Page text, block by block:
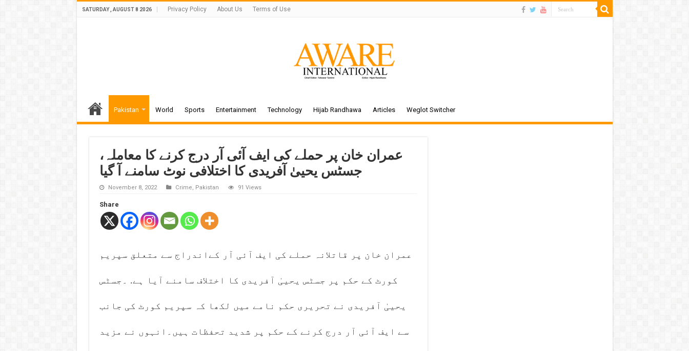
SATURDAY , AUGUST 8 2026 Privacy Policy About Us Terms of Use
Pakistan World Sports Entertainment Technology Hijab Randhawa Articles Weglot Switcher
عمران خان پر حملے کی ایف آئی آر درج کرنے کا معاملہ،
جسٹس یحییٰ آفریدی کا اختلافی نوٹ سامنے آ گیا
November 8, 2022 Crime, Pakistan 91 Views
Share
عمران خان پر قاتلانہ حملے کی ایف آئی آر کےاندراج سے متعلق سپریم
کورٹ کے حکم پر جسٹس یحییٰ آفریدی کا اختلاف سامنے آیا ہے. ۔جسٹس
یحییٰ آفریدی نے تحریری حکم نامے میں لکھا کہ سپریم کورٹ کی جانب
سے ایف آئی آر درج کرنے کے حکم پر شدید تحفظات ہیں۔انہوں نے مزید